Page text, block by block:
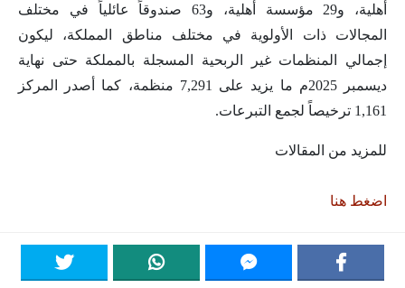
أهلية، و29 مؤسسة أهلية، و63 صندوقاً عائلياً في مختلف
المجالات ذات الأولوية في مختلف مناطق المملكة، ليكون
إجمالي المنظمات غير الربحية المسجلة بالمملكة حتى نهاية
ديسمبر 2025م ما يزيد على 7,291 منظمة، كما أصدر المركز
1,161 ترخيصاً لجمع التبرعات.
للمزيد من المقالات
اضغط هنا